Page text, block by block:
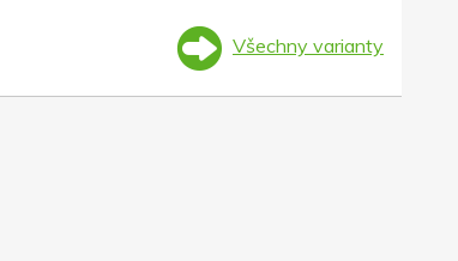
Všechny varianty